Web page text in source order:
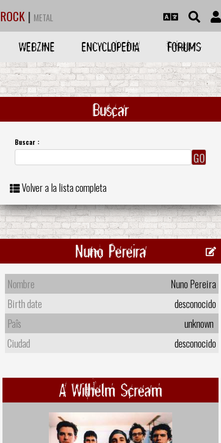
ROCK | METAL
WEBZINE ENCYCLOPEDIA FORUMS
Buscar
Buscar :
Volver a la lista completa
Nuno Pereira
Nombre
Nuno Pereira
Birth date
desconocido
Paîs
unknown
Ciudad
desconocido
A Wilhelm Scream